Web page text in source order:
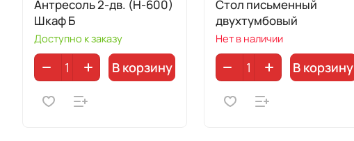
Антресоль 2-дв. (Н-600)
Шкаф Б
Доступно к заказу
В корзину
Стол письменный
двухтумбовый
Нет в наличии
В корзину